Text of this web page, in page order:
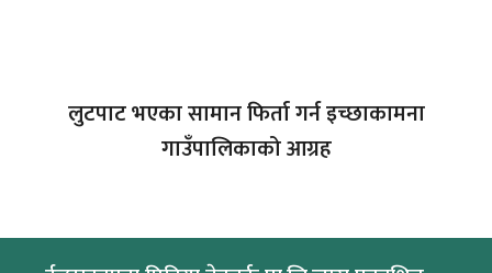
लुटपाट भएका सामान फिर्ता गर्न इच्छाकामना
गाउँपालिकाको आग्रह